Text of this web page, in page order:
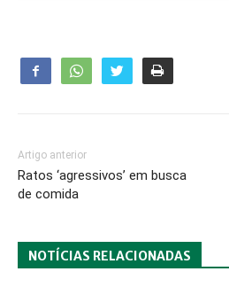
Artigo anterior
Ratos ‘agressivos’ em busca
de comida
NOTÍCIAS RELACIONADAS